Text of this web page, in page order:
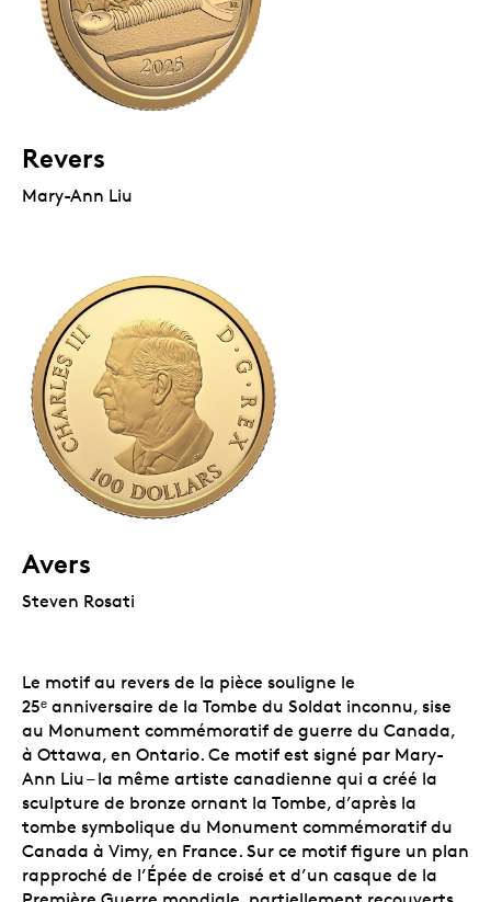
Revers
Mary-Ann Liu
Avers
Steven Rosati
Le motif au revers de la pièce souligne le
25ᵉ anniversaire de la Tombe du Soldat inconnu, sise
au Monument commémoratif de guerre du Canada,
à Ottawa, en Ontario. Ce motif est signé par Mary-
Ann Liu – la même artiste canadienne qui a créé la
sculpture de bronze ornant la Tombe, d’après la
tombe symbolique du Monument commémoratif du
Canada à Vimy, en France. Sur ce motif figure un plan
rapproché de l’Épée de croisé et d’un casque de la